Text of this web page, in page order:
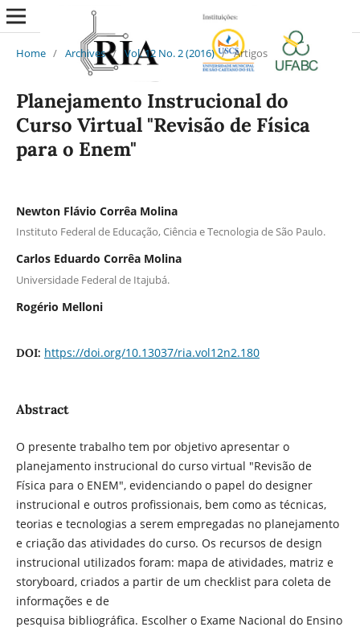
Home / Archives / Vol. 12 No. 2 (2016) / Artigos
Planejamento Instrucional do
Curso Virtual "Revisão de Física
para o Enem"
Newton Flávio Corrêa Molina
Instituto Federal de Educação, Ciência e Tecnologia de São Paulo.
Carlos Eduardo Corrêa Molina
Universidade Federal de Itajubá.
Rogério Melloni
DOI: https://doi.org/10.13037/ria.vol12n2.180
Abstract
O presente trabalho tem por objetivo apresentar o
planejamento instrucional do curso virtual "Revisão de
Física para o ENEM", evidenciando o papel do designer
instrucional e outros profissionais, bem como as técnicas,
teorias e tecnologias a serem empregadas no planejamento
e criação das atividades do curso. Os recursos de design
instrucional utilizados foram: mapa de atividades, matriz e
storyboard, criados a partir de um checklist para coleta de
informações e de
pesquisa bibliográfica. Escolher o Exame Nacional do Ensino